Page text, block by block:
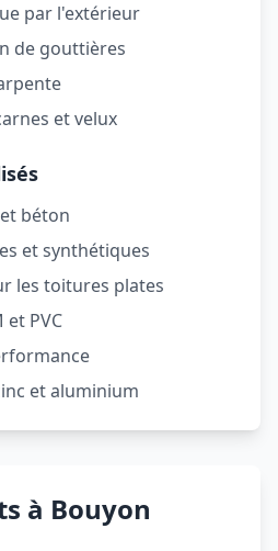
par l'extérieur
de gouttières
et velux
béton
et synthétiques
les toitures plates
et PVC
et aluminium
à Bouyon